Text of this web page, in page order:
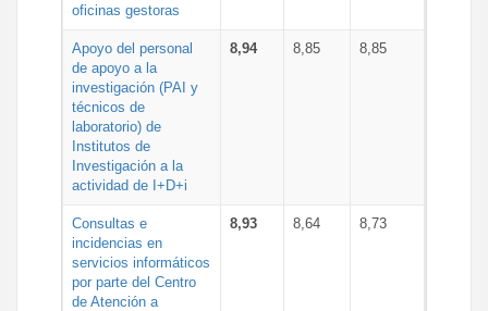
oficinas gestoras
Apoyo del personal
de apoyo a la
investigación (PAI y
técnicos de
laboratorio) de
Institutos de
Investigación a la
actividad de I+D+i
8,94 8,85 8,85
Consultas e
incidencias en
servicios informáticos
por parte del Centro
de Atención a
8,93 8,64 8,73